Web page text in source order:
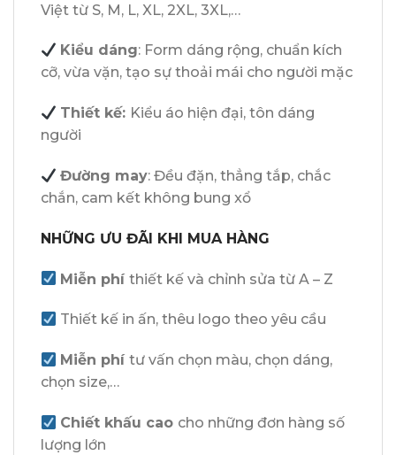
Việt từ S, M, L, XL, 2XL, 3XL,…
Kiểu dáng: Form dáng rộng, chuẩn kích
cỡ, vừa vặn, tạo sự thoải mái cho người mặc
Thiết kế: Kiểu áo hiện đại, tôn dáng
người
Đường may: Đều đặn, thẳng tắp, chắc
chắn, cam kết không bung xổ
NHỮNG ƯU ĐÃI KHI MUA HÀNG
Miễn phíthiết kế và chỉnh sửa từ A – Z
Thiết kế in ấn, thêu logo theo yêu cầu
Miễn phítư vấn chọn màu, chọn dáng,
chọn size,…
Chiết khấu cao cho những đơn hàng số
lượng lớn